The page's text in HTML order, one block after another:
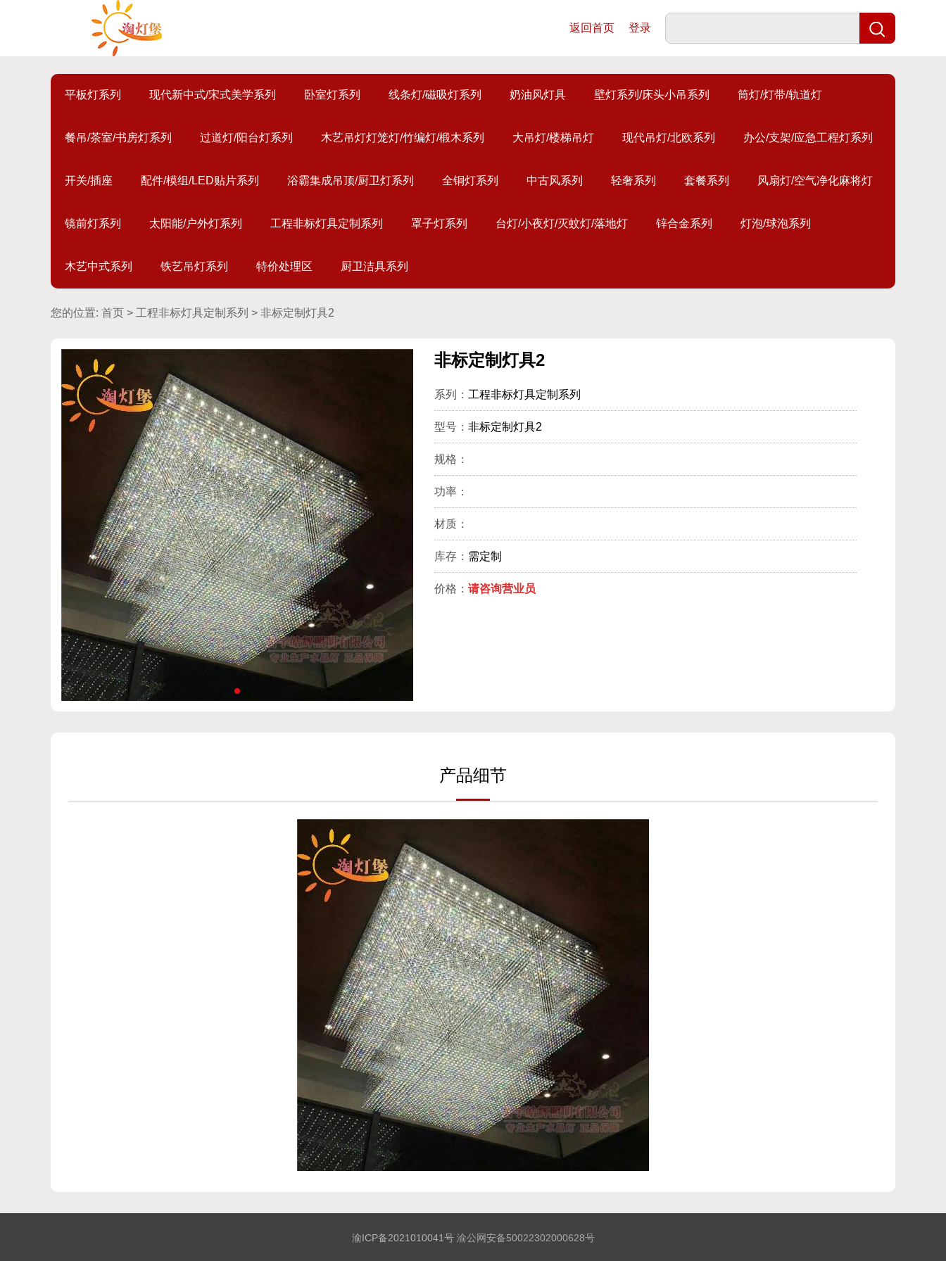
返回首页 登录
平板灯系列 现代新中式/宋式美学系列 卧室灯系列 线条灯/磁吸灯系列 奶油风灯具 壁灯系列/床头小吊系列 筒灯/灯带/轨道灯
餐吊/茶室/书房灯系列 过道灯/阳台灯系列 木艺吊灯灯笼灯/竹编灯/椴木系列 大吊灯/楼梯吊灯 现代吊灯/北欧系列 办公/支架/应急工程灯系列
开关/插座 配件/模组/LED贴片系列 浴霸集成吊顶/厨卫灯系列 全铜灯系列 中古风系列 轻奢系列 套餐系列 风扇灯/空气净化麻将灯
镜前灯系列 太阳能/户外灯系列 工程非标灯具定制系列 罩子灯系列 台灯/小夜灯/灭蚊灯/落地灯 锌合金系列 灯泡/球泡系列
木艺中式系列 铁艺吊灯系列 特价处理区 厨卫洁具系列
您的位置: 首页 > 工程非标灯具定制系列 > 非标定制灯具2
非标定制灯具2
系列： 工程非标灯具定制系列
型号： 非标定制灯具2
规格：
功率：
材质：
库存： 需定制
价格： 请咨询营业员
产品细节
渝ICP备2021010041号渝公网安备50022302000628号